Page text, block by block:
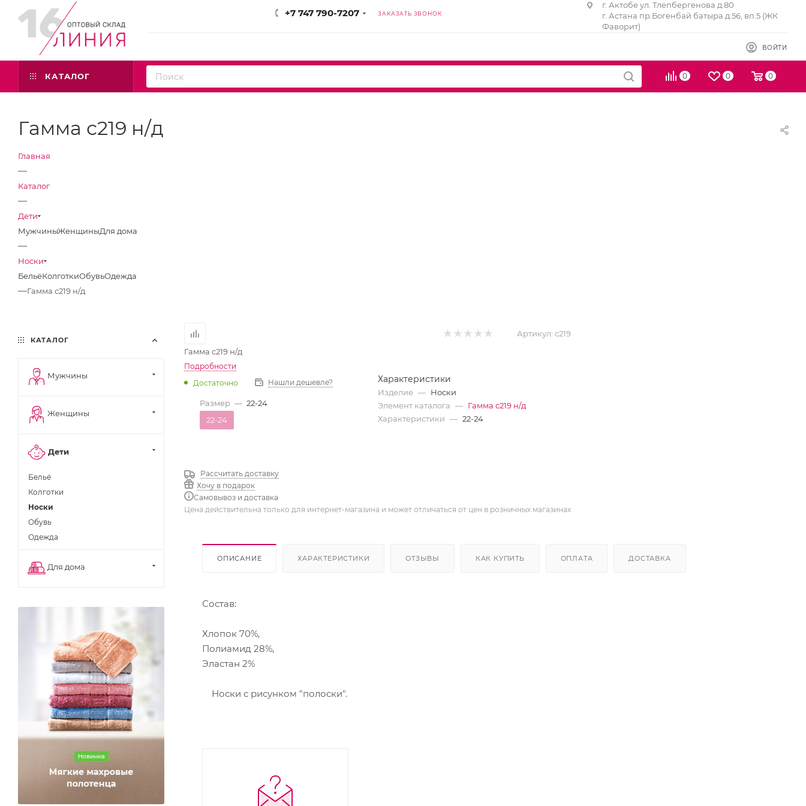
+7 747 790-7207 ЗАКАЗАТЬ ЗВОНОК
г. Актобе ул. Тлепбергенова д.80
г. Астана пр.Богенбай батыра д.56, вп.5 (ЖК
Фаворит)
ВОЙТИ
0 0 0
КАТАЛОГ
Гамма с219 н/д
Главная
—
Каталог
—
Дети
МужчиныЖенщиныДля дома
—
Носки
БельёКолготкиОбувьОдежда
—Гамма с219 н/д
Артикул: с219
Гамма с219 н/д
Подробности
Достаточно
Нашли дешевле?
Размер — 22-24
22-24
Рассчитать доставку
Хочу в подарок
Самовывоз и доставка
Характеристики
Изделие — Носки
Элемент каталога — Гамма с219 н/д
Характеристики — 22-24
Цена действительна только для интернет-магазина и может отличаться от цен в розничных магазинах
ОПИСАНИЕ ХАРАКТЕРИСТИКИ ОТЗЫВЫ КАК КУПИТЬ ОПЛАТА ДОСТАВКА
Состав:
Хлопок 70%,
Полиамид 28%,
Эластан 2%
Носки с рисунком "полоски".
КАТАЛОГ
Мужчины
Женщины
Дети
Бельё
Колготки
Носки
Обувь
Одежда
Для дома